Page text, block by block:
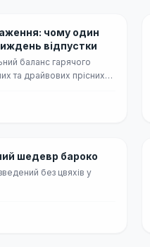
Бюджетно
чому один
відпустки
баланс гарячого
та драйвових прісних
Безкоштовно
шедевр бароко
без цвяхів у